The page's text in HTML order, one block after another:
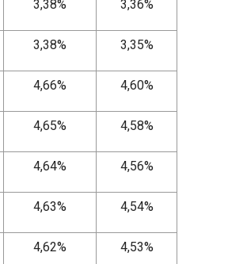
3,38% 3,36%
3,38% 3,35%
4,66% 4,60%
4,65% 4,58%
4,64% 4,56%
4,63% 4,54%
4,62% 4,53%